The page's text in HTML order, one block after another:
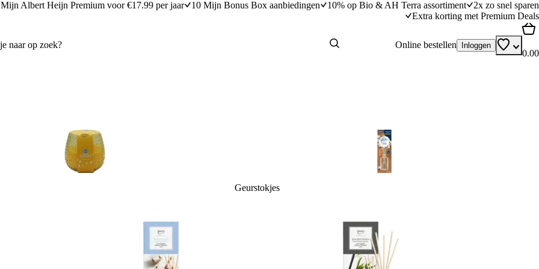
Mijn Albert Heijn Premium voor €17.99 per jaar 10 Mijn Bonus Box aanbiedingen 10% op Bio & AH Terra assortiment
2x zo snel sparen
Extra korting met Premium Deals
Online bestellen Inloggen
0.00
Geurstokjes